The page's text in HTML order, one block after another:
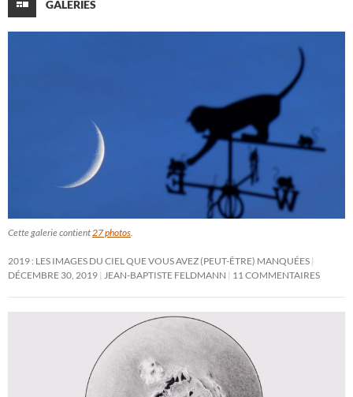
GALERIES
Cette galerie contient 27 photos
2019 : LES IMAGES DU CIEL QUE VOUS AVEZ (PEUT-ÊTRE) MANQUÉES
DÉCEMBRE 30, 2019
JEAN-BAPTISTE FELDMANN 11 COMMENTAIRES